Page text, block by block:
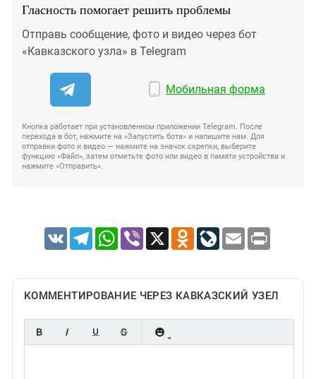
Гласность помогает решить проблемы
Отправь сообщение, фото и видео через бот
«Кавказского узла» в Telegram
Мобильная форма
Кнопка работает при установленном приложении Telegram. После
перехода в бот, нажмите на «Запустить бота» и напишите нам. Для
отправки фото и видео — нажмите на значок скрепки, выберите
функцию «Файл», затем отметьте фото или видео в памяти устройства и
нажмите «Отправить».
VK TelegramWhatsApp
Viber X Odnoklassniki
LiveJournal
Email Print
КОММЕНТИРОВАНИЕ ЧЕРЕЗ КАВКАЗСКИЙ УЗЕЛ